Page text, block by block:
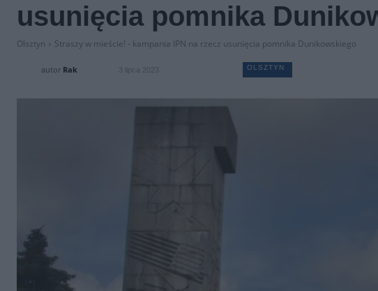
usunięcia pomnika
Olsztyn Straszy w mieście! - kampania IPN na rzecz usunięcia pomnika Dunikowskiego
autor Rak 3 lipca 2023 OLSZTYN